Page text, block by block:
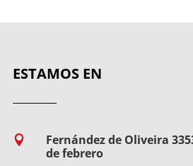
ESTAMOS EN

Fernández de Oliveira
de febrero